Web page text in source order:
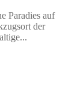
Paradies auf
der